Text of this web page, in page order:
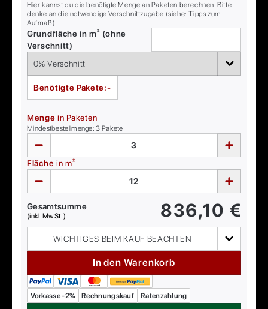
Hier kannst du die benötigte Menge an Paketen berechnen. Bitte
denke an die notwendige Verschnittzugabe (siehe: Tipps zum
Aufmaß).
Grundfläche in m² (ohne
Verschnitt)
Benötigte Pakete:-
Menge in Paketen
Mindestbestellmenge:3 Pakete
Fläche in m²
Gesamtsumme
(inkl. MwSt.) 836,10 €
WICHTIGES BEIM KAUF BEACHTEN
In den Warenkorb
Vorkasse -2% Rechnungskauf Ratenzahlung